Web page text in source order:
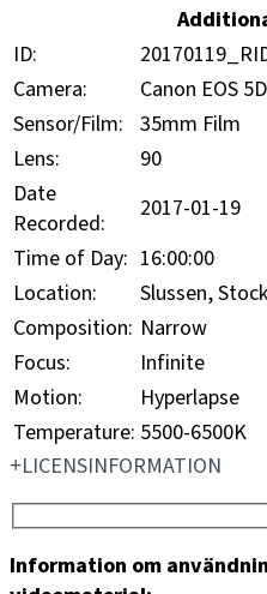
ID:
Camera:
Canon EOS
Sensor/Film: 35mm Film
Lens:
90
Date
Recorded:
2017-01-19
Time of Day: 16:00:00
Location:
Slussen,
Composition: Narrow
Focus:
Infinite
Motion:
Hyperlapse
Temperature: 5500-6500K
LICENSINFORMATION
Information om